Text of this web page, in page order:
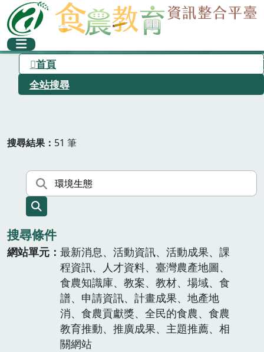
首頁
全站搜尋
搜尋結果 51 筆
搜尋條件
網站單元
最新消息、活動資訊、活動成果、課
程資訊、人才資料、臺灣農產地圖、
食農知識庫、教案、教材、場域、食
譜、申請資訊、計畫成果、地產地
消、食農貢獻獎、全民的食農、食農
教育推動、推廣成果、主題推薦、相
關網站